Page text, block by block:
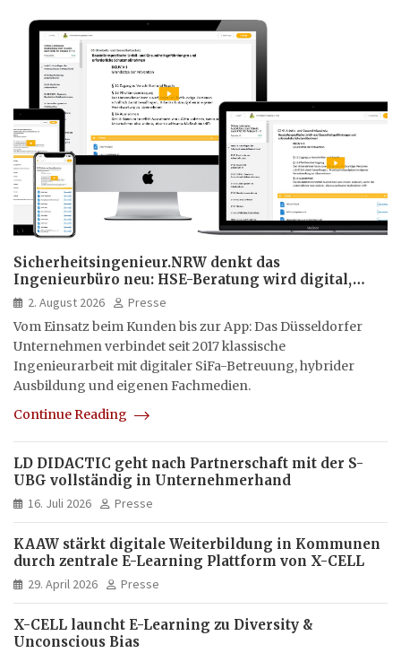
Sicherheitsingenieur.NRW denkt das
Ingenieurbüro neu: HSE-Beratung wird digital,
hybrid und multimedial
2. August 2026
Presse
Vom Einsatz beim Kunden bis zur App: Das Düsseldorfer
Unternehmen verbindet seit 2017 klassische
Ingenieurarbeit mit digitaler SiFa-Betreuung, hybrider
Ausbildung und eigenen Fachmedien.
Continue Reading
LD DIDACTIC geht nach Partnerschaft mit der S-
UBG vollständig in Unternehmerhand
16. Juli 2026 Presse
KAAW stärkt digitale Weiterbildung in Kommunen
durch zentrale E-Learning Plattform von X-CELL
29. April 2026 Presse
X-CELL launcht E-Learning zu Diversity &
Unconscious Bias